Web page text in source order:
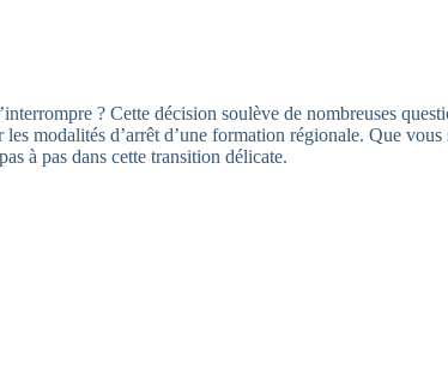
? Cette décision soulève de nombreuses
modalités d’arrêt d’une formation régionale. Que
à pas dans cette transition délicate.